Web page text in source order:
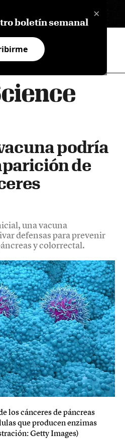
×
boletín semanal
podría
de
una vacuna
defensas para prevenir
y colorrectal.
los cánceres de páncreas
que producen enzimas
Getty Images)